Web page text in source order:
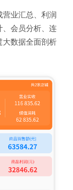
营业汇总、利润
、会员分析、连
大数据全面剖析